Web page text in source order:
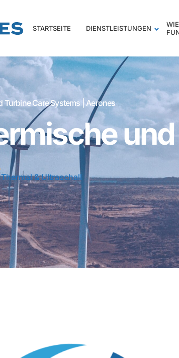
STARTSEITE DIENSTLEISTUNGEN
Turbine Care Systems | Aerones
Thermal & Ultraschall